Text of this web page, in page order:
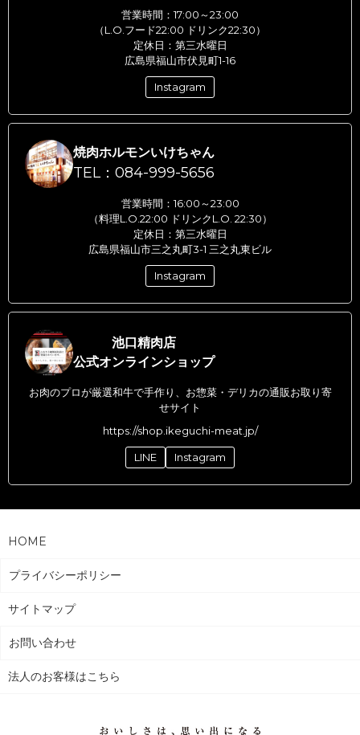
営業時間：17:00～23:00
（L.O.フード22:00 ドリンク22:30）
定休日：第三水曜日
広島県福山市伏見町1-16
Instagram
焼肉ホルモンいけちゃん
TEL：084-999-5656
営業時間：16:00～23:00
（料理L.O.22:00 ドリンクL.O. 22:30）
定休日：第三水曜日
広島県福山市三之丸町3-1 三之丸東ビル
Instagram
池口精肉店
公式オンラインショップ
お肉のプロが厳選和牛で手作り、お惣菜・デリカの通販お取り寄
せサイト
https://shop.ikeguchi-meat.jp/
LINE Instagram
HOME
プライバシーポリシー
サイトマップ
お問い合わせ
法人のお客様はこちら